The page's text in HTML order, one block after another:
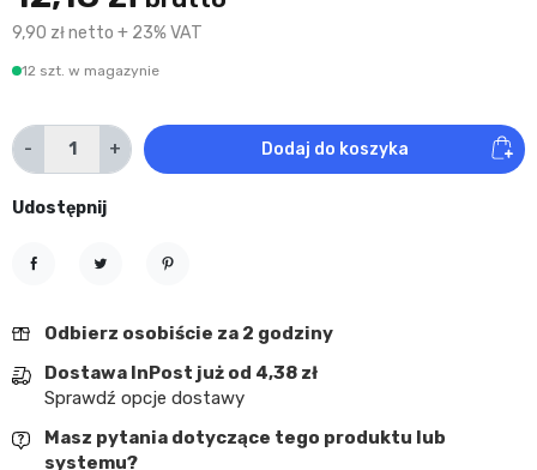
9,90 zł netto + 23% VAT
12 szt. w magazynie
- + Dodaj do koszyka
Udostępnij
Odbierz osobiście za 2 godziny
Dostawa InPost już od 4,38 zł
Sprawdź opcje dostawy
Masz pytania dotyczące tego produktu lub
systemu?